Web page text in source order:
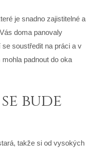
je snadno zajistitelné a
doma panovaly
soustředit na práci a v
padnout do oka
bude
takže si od vysokých